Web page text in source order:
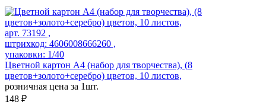
арт. 73192 ,
штрихкод: 4606008666260 ,
упаковки: 1/40
Цветной картон А4 (набор для творчества), (8
цветов+золото+серебро) цветов, 10 листов,
розничная цена за 1шт.
148 ₽